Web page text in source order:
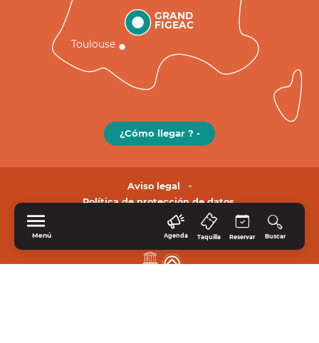
Menú Agenda Taquilla Reservar Buscar
GRAND
FIGEAC
Toulouse
¿Cómo llegar ? -
Aviso legal
Política de protección de datos.